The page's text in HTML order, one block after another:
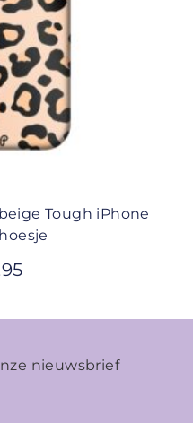
Tough iPhone
nieuwsbrief